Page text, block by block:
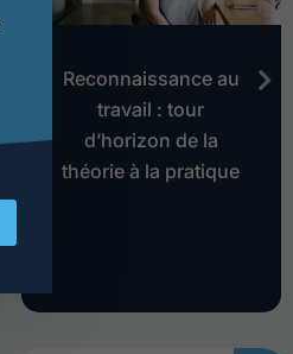
Reconnaissance au
travail : tour
d’horizon de la
théorie à la pratique